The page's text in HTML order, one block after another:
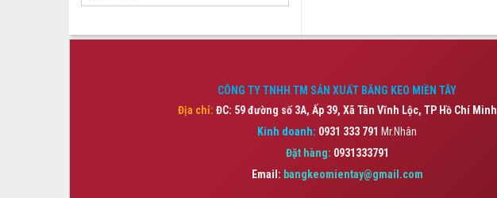
CÔNG TY TNHH TM SẢN XUẤT BĂNG KEO MIỀN TÂY
Địa chỉ: ĐC: 59 đường số 3A, Ấp 39, Xã Tân Vĩnh Lộc, TP Hồ Chí Minh
Kinh doanh: 0931 333 791 Mr.Nhân
Đặt hàng: 0931333791
Email: bangkeomientay@gmail.com